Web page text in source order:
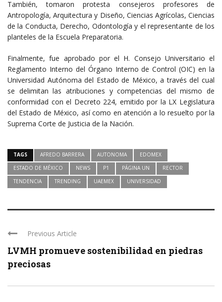
También, tomaron protesta consejeros profesores de
Antropología, Arquitectura y Diseño, Ciencias Agrícolas, Ciencias
de la Conducta, Derecho, Odontología y el representante de los
planteles de la Escuela Preparatoria.
Finalmente, fue aprobado por el H. Consejo Universitario el
Reglamento Interno del Órgano Interno de Control (OIC) en la
Universidad Autónoma del Estado de México, a través del cual
se delimitan las atribuciones y competencias del mismo de
conformidad con el Decreto 224, emitido por la LX Legislatura
del Estado de México, así como en atención a lo resuelto por la
Suprema Corte de Justicia de la Nación.
TAGS AFREDO BARRERA AUTONOMA
EDOMEX
ESTADO DE MÉXICO
NEWS P1 PÁGINA UN
RECTOR
TENDENCIA
TRENDING UAEMEX UNIVERSIDAD
Previous Article
LVMH promueve sostenibilidad en piedras
preciosas